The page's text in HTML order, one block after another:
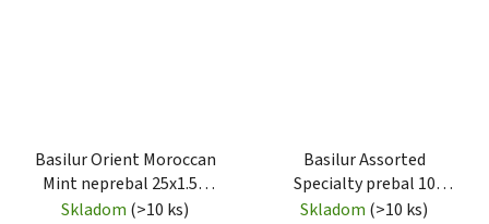
Basilur Orient Moroccan
Mint neprebal 25x1.5g
(7292)
Skladom (>10 ks)
Basilur Assorted
Specialty prebal 10
gastro sáčkov (7708)
Skladom (>10 ks)